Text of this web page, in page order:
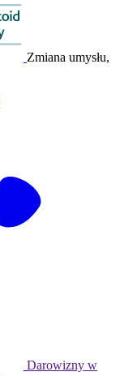
Zmiana umysłu,
Darowizny w